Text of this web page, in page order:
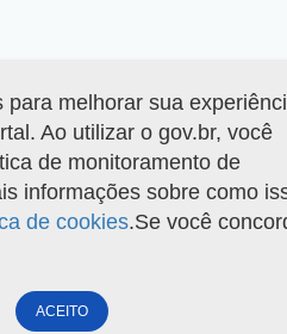
para melhorar sua
Ao utilizar o gov.br, você
de monitoramento de
informações sobre como
de cookies.Se você
ACEITO